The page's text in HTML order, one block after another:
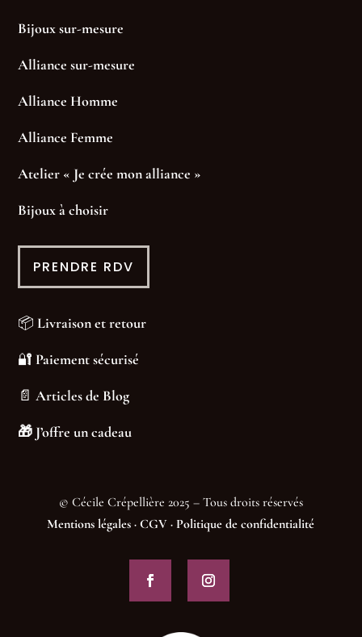
Bijoux sur-mesure
Alliance sur-mesure
Alliance Homme
Alliance Femme
Atelier « Je crée mon alliance »
Bijoux à choisir
PRENDRE RDV
📦Livraison et retour
🔐 Paiement sécurisé
📄Articles de Blog
🎁 J’offre un cadeau
© Cécile Crépellière 2025 – Tous droits réservés
Mentions légales ·CGV · Politique de confidentialité